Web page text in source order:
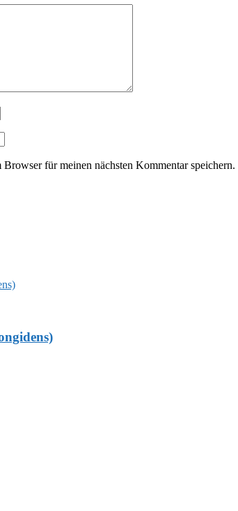
für meinen nächsten Kommentar speichern.